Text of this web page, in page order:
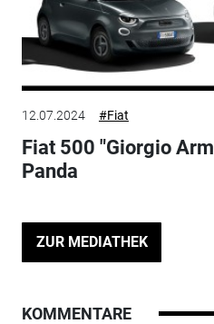
12.07.2024 #Fiat
Fiat 500 "Giorgio
Panda
ZUR MEDIATHEK
KOMMENTARE